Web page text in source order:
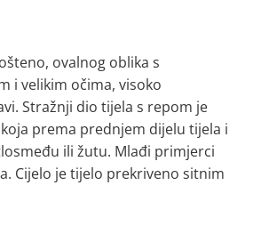
ovalnog oblika s
i velikim očima, visoko
Stražnji dio tijela s repom je
prema prednjem dijelu tijela i
ili žutu. Mlađi primjerci
Cijelo je tijelo prekriveno sitnim